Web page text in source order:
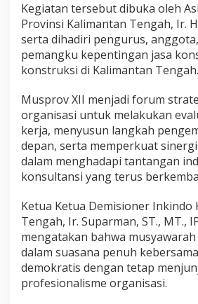
Kegiatan tersebut dibuka oleh
Provinsi Kalimantan Tengah, Ir.
serta dihadiri pengurus,
pemangku kepentingan jasa
konstruksi di Kalimantan Tengah.
Musprov XII menjadi forum
organisasi untuk melakukan
kerja, menyusun langkah
depan, serta memperkuat
dalam menghadapi tantangan
konsultansi yang terus
Ketua Ketua Demisioner Inkindo
Tengah, Ir. Suparman, ST., MT.,
mengatakan bahwa
dalam suasana penuh
demokratis dengan tetap
profesionalisme organisasi.